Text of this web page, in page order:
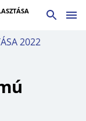
2022